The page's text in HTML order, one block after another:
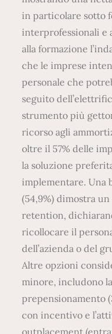
in particolare sotto
interprofessionali e
alla formazione
che le imprese
personale che
seguito
strumento più
ricorso agli
oltre il 57% delle
la soluzione
implementare. Una
(54,9%) dimostra
retention,
ricollocare il
dell’azienda o del
Altre opzioni
minore, includono
prepensionamento
con incentivo e